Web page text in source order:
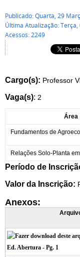
Publicado: Quarta, 29
Última Atualização:
Acessos: 2249
Cargo(s): Professor
Vaga(s): 2
Área
Fundamentos de
Relações Solo-Planta
Período de
Valor da Inscrição:
Anexos:
Ed. Abertura - Pg. 1